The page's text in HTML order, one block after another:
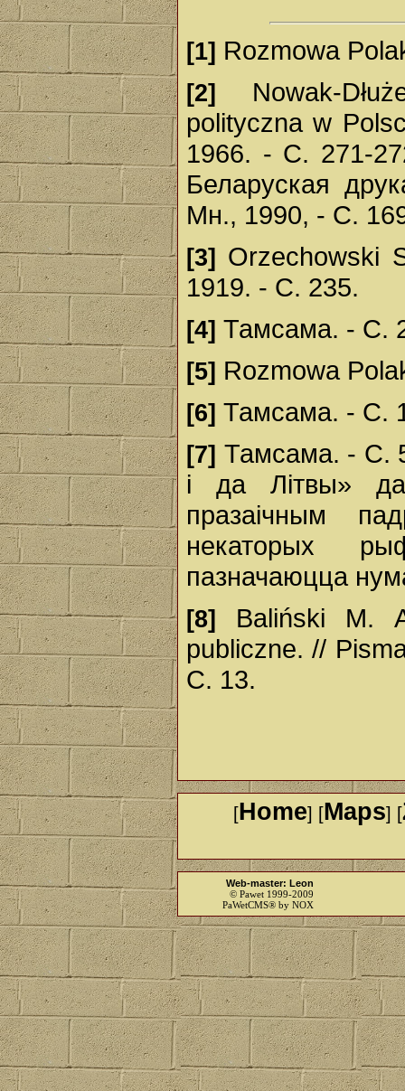
[1] Rozmowa
[2]
Nowak-
polityczna w
1966. - C. 271-
Беларуская
Мн., 1990, - С.
[3]
Orzechowski
1919. - С. 235.
[4] Тамсама. - С.
[5] Rozmowa
[6] Тамсама. - С.
[7] Тамсама. - С.
i да Літвы»
празаічным
некаторых
пазначаюцца
[8]
Baliński М.
publiczne. //
C. 13.
[Home] [Maps] [
Web-master: Leon
© Pawet 1999-2009
PaWetCMS® by NOX